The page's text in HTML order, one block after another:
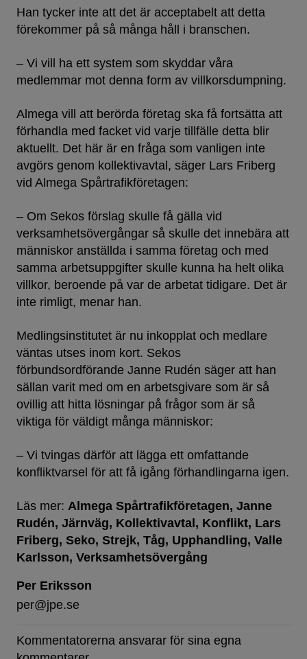
Han tycker inte att det är acceptabelt att detta
förekommer på så många håll i branschen.
– Vi vill ha ett system som skyddar våra
medlemmar mot denna form av villkorsdumpning.
Almega vill att berörda företag ska få fortsätta att
förhandla med facket vid varje tillfälle detta blir
aktuellt. Det här är en fråga som vanligen inte
avgörs genom kollektivavtal, säger Lars Friberg
vid Almega Spårtrafikföretagen:
– Om Sekos förslag skulle få gälla vid
verksamhetsövergångar så skulle det innebära att
människor anställda i samma företag och med
samma arbetsuppgifter skulle kunna ha helt olika
villkor, beroende på var de arbetat tidigare. Det är
inte rimligt, menar han.
Medlingsinstitutet är nu inkopplat och medlare
väntas utses inom kort. Sekos
förbundsordförande Janne Rudén säger att han
sällan varit med om en arbetsgivare som är så
ovillig att hitta lösningar på frågor som är så
viktiga för väldigt många människor:
– Vi tvingas därför att lägga ett omfattande
konfliktvarsel för att få igång förhandlingarna igen.
Läs mer: Almega Spårtrafikföretagen Janne
Rudén Järnväg Kollektivavtal Konflikt Lars
Friberg Seko Strejk Tåg Upphandling Valle
Karlsson Verksamhetsövergång
Per Eriksson
per@jpe.se
Kommentatorerna ansvarar för sina egna